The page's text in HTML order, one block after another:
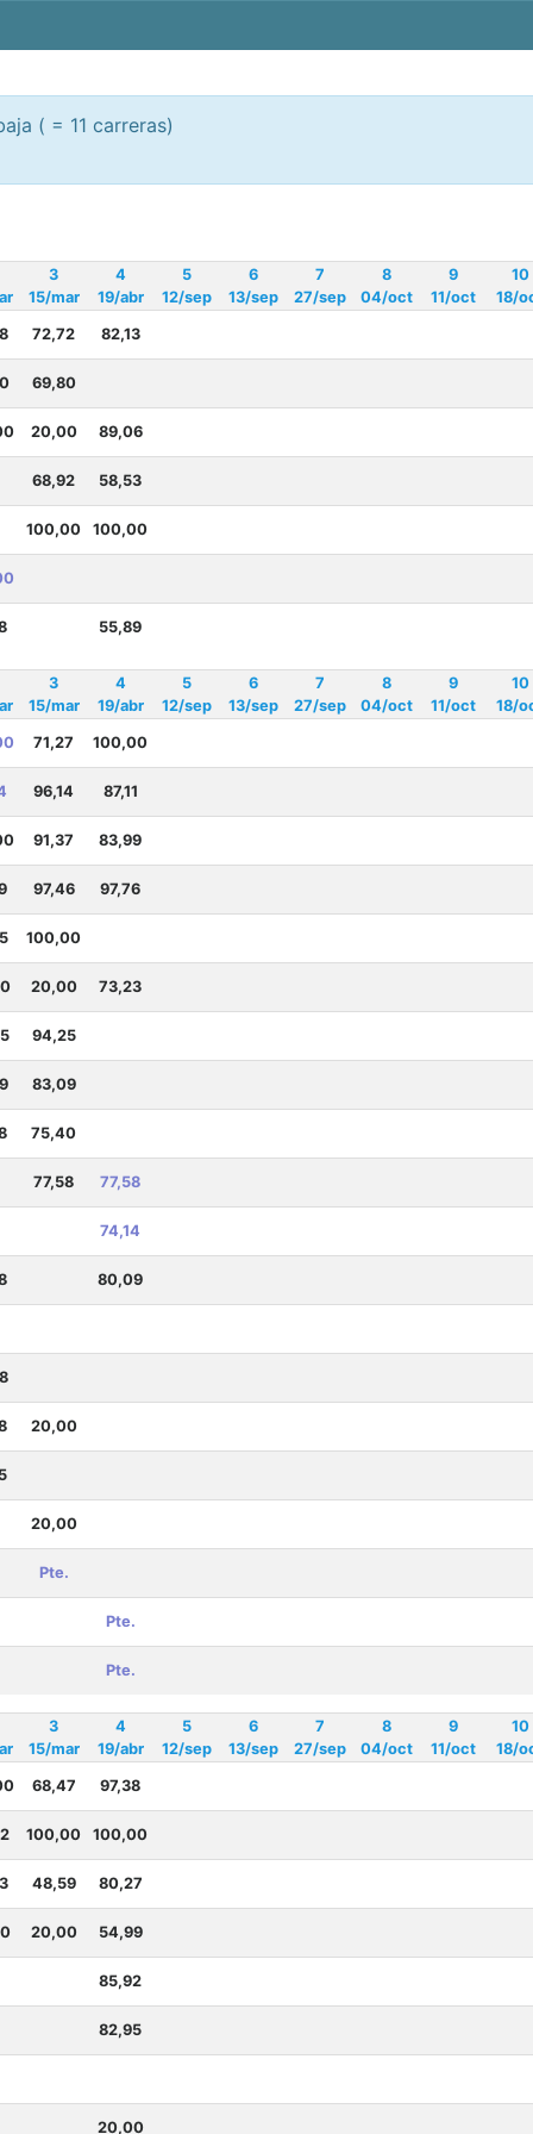
( = 11 carreras)
3
15/mar
4
19/abr
5
12/sep
6
13/sep
7
27/sep
8
04/oct
9
11/oct
10
18/
72,72 82,13
69,80
20,00 89,06
68,92 58,53
100,00 100,00
55,89
3
15/mar
4
19/abr
5
12/sep
6
13/sep
7
27/sep
8
04/oct
9
11/oct
10
18/
71,27 100,00
96,14 87,11
91,37 83,99
97,46 97,76
100,00
20,00 73,23
94,25
83,09
75,40
77,58 77,58
74,14
80,09
20,00
20,00
Pte.
Pte.
Pte.
3
15/mar
4
19/abr
5
12/sep
6
13/sep
7
27/sep
8
04/oct
9
11/oct
10
18/
68,47 97,38
100,00 100,00
48,59 80,27
20,00 54,99
85,92
82,95
20,00